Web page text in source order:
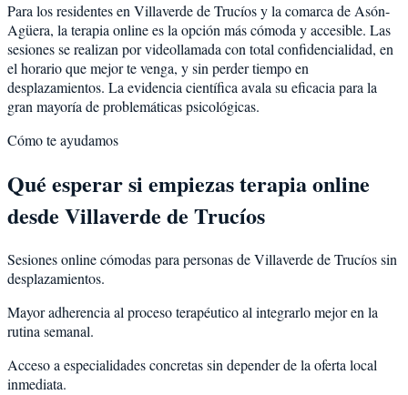
Para los residentes en Villaverde de Trucíos y la comarca de Asón-
Agüera, la terapia online es la opción más cómoda y accesible. Las
sesiones se realizan por videollamada con total confidencialidad, en
el horario que mejor te venga, y sin perder tiempo en
desplazamientos. La evidencia científica avala su eficacia para la
gran mayoría de problemáticas psicológicas.
Cómo te ayudamos
Qué esperar si empiezas terapia online
desde Villaverde de Trucíos
Sesiones online cómodas para personas de Villaverde de Trucíos sin
desplazamientos.
Mayor adherencia al proceso terapéutico al integrarlo mejor en la
rutina semanal.
Acceso a especialidades concretas sin depender de la oferta local
inmediata.